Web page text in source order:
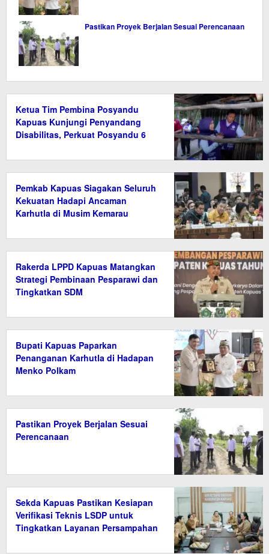
Pastikan Proyek Berjalan Sesuai Perencanaan
Ketua Tim Pembina Posyandu
Kapuas Kunjungi Penyandang
Disabilitas, Perkuat Posyandu 6
Pemkab Kapuas Siagakan Seluruh
Kekuatan Hadapi Ancaman
Karhutla di Musim Kemarau
Rakerda LPPD Kapuas Matangkan
Strategi Pembinaan Pesparawi dan
Tingkatkan SDM
Bupati Kapuas Paparkan
Penanganan Karhutla di Hadapan
Menko Polkam
Pastikan Proyek Berjalan Sesuai
Perencanaan
Sekda Kapuas Pastikan Kesiapan
Verifikasi Teknis LSDP untuk
Tingkatkan Layanan Persampahan